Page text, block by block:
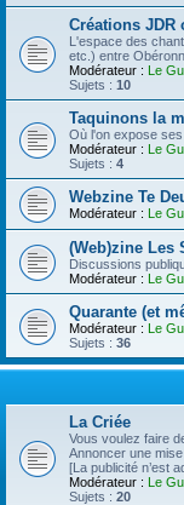
Créations JDR
L'espace des
etc.) entre
Modérateur : Le
Sujets : 10
Taquinons la
Où l'on expose
Modérateur : Le
Sujets : 4
Webzine Te
Modérateur : Le
(Web)zine Les
Discussions
Modérateur : Le
Quarante (et
Modérateur : Le
Sujets : 36
La Criée
Vous voulez faire
Annoncer une
[La publicité n’est
Modérateur : Le
Sujets : 20